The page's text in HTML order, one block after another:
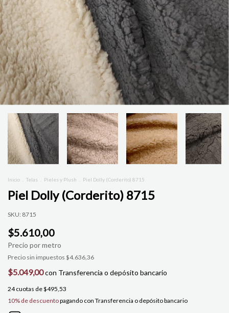
Inicio Telas Pieles y Plush Piel Dolly (Corderito) 8715
Piel Dolly (Corderito) 8715
SKU: 8715
$5.610,00
Precio sin impuestos $4.636,36
$5.049,00con Transferencia o depósito bancario
24 cuotas de$495,53
10% de descuentopagando con Transferencia o depósito bancario